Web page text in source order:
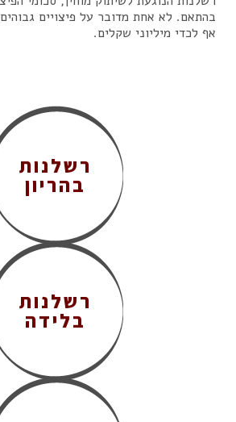
בהתאם. לא אחת מדובר על פיצויים
אף לכדי מיליוני שקלים.
רשלנות
בהריון
רשלנות
בלידה